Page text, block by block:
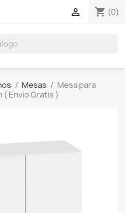
shopping_cart (0)

Mesas
Mesa para
( Envio Gratis )